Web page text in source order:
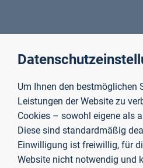
Um Ihnen den bestmöglichen
Leistungen der Website zu
Cookies – sowohl eigene als
Diese sind standardmäßig
Einwilligung ist freiwillig, für
Website nicht notwendig und